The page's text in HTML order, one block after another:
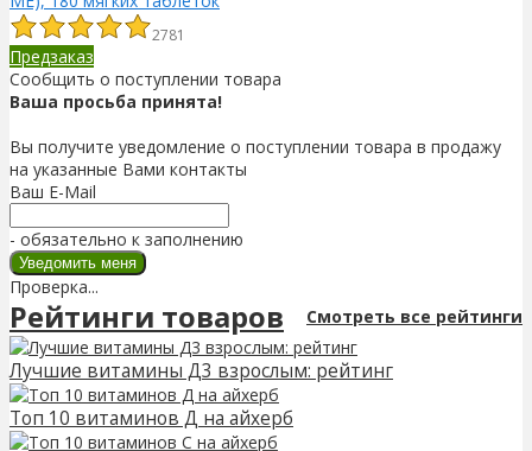
2781
Предзаказ
Сообщить о поступлении товара
Ваша просьба принята!
Вы получите уведомление о поступлении товара в продажу
на указанные Вами контакты
Ваш E-Mail
- обязательно к заполнению
Проверка...
Рейтинги товаров Смотреть все рейтинги
Лучшие витамины Д3 взрослым: рейтинг
Топ 10 витаминов Д на айхерб